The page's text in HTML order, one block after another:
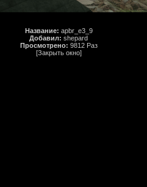
Название: apbr_e3_9
Добавил: shepard
Просмотрено: 9812 Раз
[Закрыть окно]